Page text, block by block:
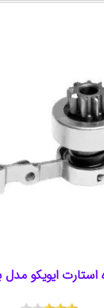
استارت ایویکو